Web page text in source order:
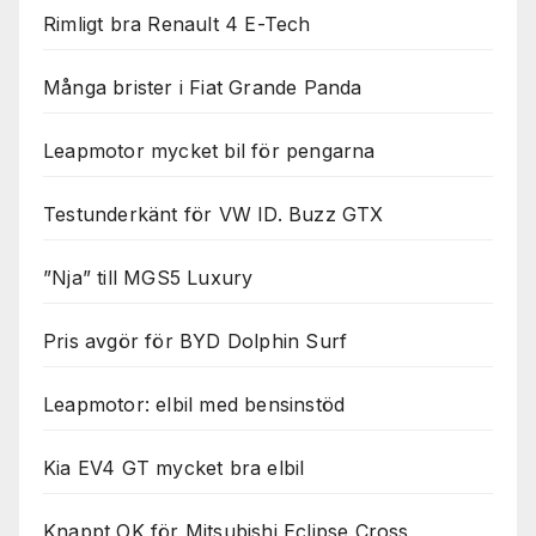
Rimligt bra Renault 4 E-Tech
Många brister i Fiat Grande Panda
Leapmotor mycket bil för pengarna
Testunderkänt för VW ID. Buzz GTX
”Nja” till MGS5 Luxury
Pris avgör för BYD Dolphin Surf
Leapmotor: elbil med bensinstöd
Kia EV4 GT mycket bra elbil
Knappt OK för Mitsubishi Eclipse Cross